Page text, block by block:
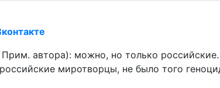
автора): можно, но только
миротворцы, не было того